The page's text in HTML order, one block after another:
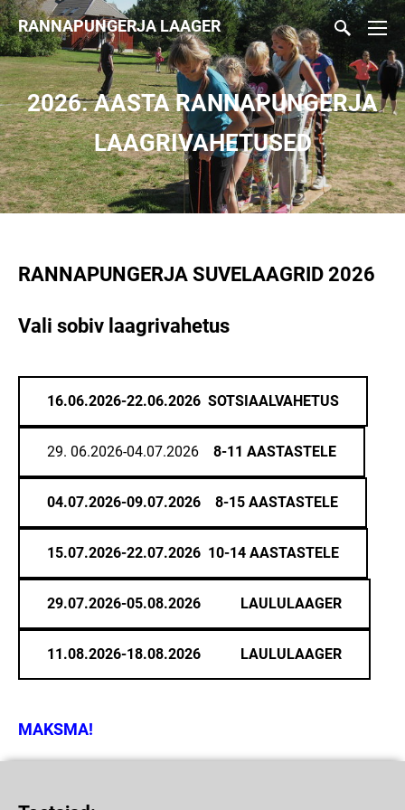
RANNAPUNGERJA LAAGER
2026. AASTA RANNAPUNGERJA
LAAGRIVAHETUSED
RANNAPUNGERJA SUVELAAGRID 2026
Vali sobiv laagrivahetus
16.06.2026-22.06.2026 SOTSIAALVAHETUS
29. 06.2026-04.07.2026 8-11 AASTASTELE
04.07.2026-09.07.2026 8-15 AASTASTELE
15.07.2026-22.07.2026 10-14 AASTASTELE
29.07.2026-05.08.2026 LAULULAAGER
11.08.2026-18.08.2026 LAULULAAGER
MAKSMA!